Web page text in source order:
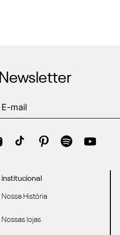
Newsletter
institucional
Nossa História
Nossas lojas